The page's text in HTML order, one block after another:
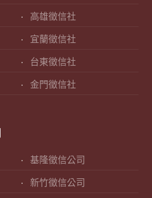
高雄徵信社
宜蘭徵信社
台東徵信社
金門徵信社
基隆徵信公司
新竹徵信公司